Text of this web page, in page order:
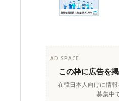
AD SPACE
この枠に広告を
在韓日本人向けに情報
募集中